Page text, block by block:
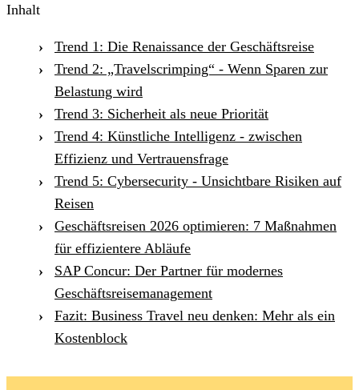
Inhalt
Trend 1: Die Renaissance der Geschäftsreise
Trend 2: „Travelscrimping“ - Wenn Sparen zur
Belastung wird
Trend 3: Sicherheit als neue Priorität
Trend 4: Künstliche Intelligenz - zwischen
Effizienz und Vertrauensfrage
Trend 5: Cybersecurity - Unsichtbare Risiken auf
Reisen
Geschäftsreisen 2026 optimieren: 7 Maßnahmen
für effizientere Abläufe
SAP Concur: Der Partner für modernes
Geschäftsreisemanagement
Fazit: Business Travel neu denken: Mehr als ein
Kostenblock